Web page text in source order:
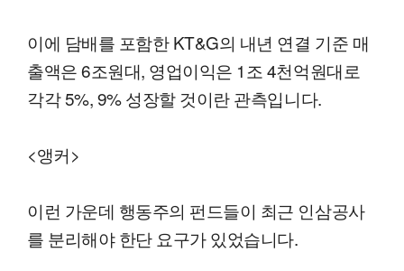
이에 담배를 포함한 KT&G의 내년 연결 기준 매
출액은 6조원대, 영업이익은 1조 4천억원대로
각각 5%, 9% 성장할 것이란 관측입니다.
<앵커>
이런 가운데 행동주의 펀드들이 최근 인삼공사
를 분리해야 한단 요구가 있었습니다.